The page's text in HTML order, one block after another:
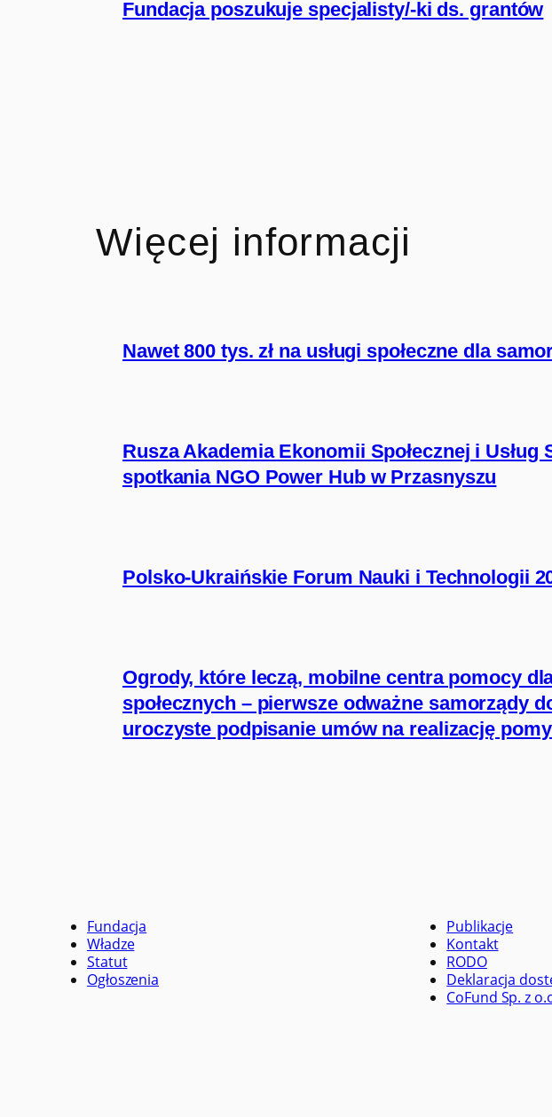
Fundacja poszukuje specjalisty/-ki ds. grantów
Więcej informacji
Nawet 800 tys. zł na usługi społeczne dla
Rusza Akademia Ekonomii Społecznej i
spotkania NGO Power Hub w Przasnyszu
Polsko-Ukraińskie Forum Nauki i Technologii
Ogrody, które leczą, mobilne centra pomocy
społecznych – pierwsze odważne samorządy
uroczyste podpisanie umów na realizację
Fundacja
Władze
Statut
Ogłoszenia
Publikacje
Kontakt
RODO
Deklaracja
CoFund Sp. z